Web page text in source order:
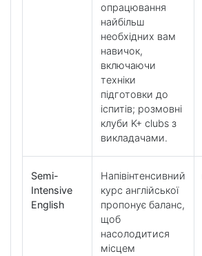
опрацювання
найбільш
необхідних вам
навичок,
включаючи
техніки
підготовки до
іспитів; розмовні
клуби K+ clubs з
викладачами.
Semi-
Intensive
English
Напівінтенсивний
курс англійської
пропонує баланс,
щоб
насолодитися
місцем